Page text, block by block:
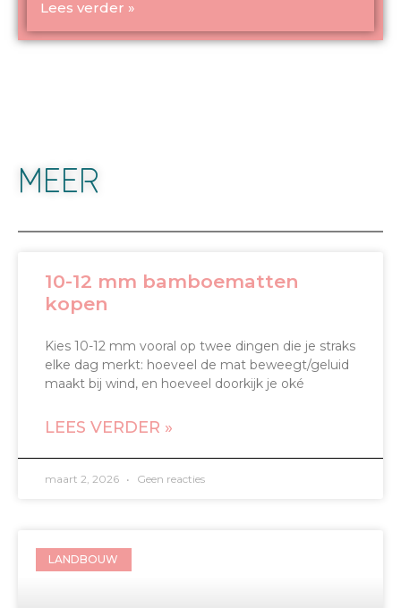
Lees verder »
MEER
10-12 mm bamboematten
kopen
Kies 10-12 mm vooral op twee dingen die je straks
elke dag merkt: hoeveel de mat beweegt/geluid
maakt bij wind, en hoeveel doorkijk je oké
LEES VERDER »
maart 2, 2026 Geen reacties
LANDBOUW